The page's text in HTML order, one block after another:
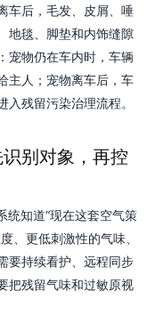
车后，毛发、皮屑、唾
地毯、脚垫和内饰缝隙
宠物仍在车内时，车辆
主人；宠物离车后，车
残留污染治理流程。
别对象，再控
统知道“现在这套空气策
、更低刺激性的气味、
要持续看护、远程同步
把残留气味和过敏原视